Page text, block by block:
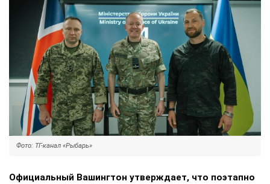
Фото: ТГ-канал «Рыбарь»
Официальный Вашингтон утверждает, что поэтапно